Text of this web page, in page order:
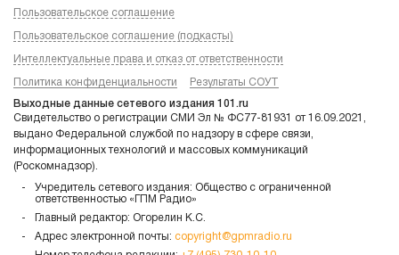
Пользовательское соглашение
Пользовательское соглашение (подкасты)
Интеллектуальные права и отказ от ответственности
Политика конфиденциальности Результаты СОУТ
Выходные данные сетевого издания 101.ru
Свидетельство о регистрации СМИ Эл № ФС77-81931 от 16.09.2021,
выдано Федеральной службой по надзору в сфере связи,
информационных технологий и массовых коммуникаций
(Роскомнадзор).
Учредитель сетевого издания: Общество с ограниченной
ответственностью «ГПМ Радио»
Главный редактор: Огорелин К.С.
Адрес электронной почты: copyright@gpmradio.ru